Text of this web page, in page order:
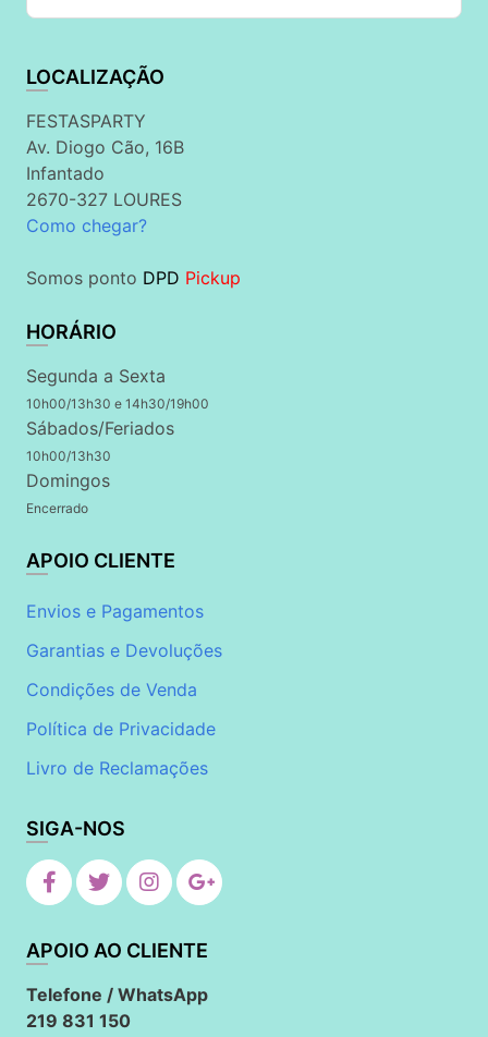
LOCALIZAÇÃO
FESTASPARTY
Av. Diogo Cão, 16B
Infantado
2670-327 LOURES
Como chegar?
Somos ponto DPD Pickup
HORÁRIO
Segunda a Sexta
10h00/13h30 e 14h30/19h00
Sábados/Feriados
10h00/13h30
Domingos
Encerrado
APOIO CLIENTE
Envios e Pagamentos
Garantias e Devoluções
Condições de Venda
Política de Privacidade
Livro de Reclamações
SIGA-NOS
APOIO AO CLIENTE
Telefone / WhatsApp
219 831 150